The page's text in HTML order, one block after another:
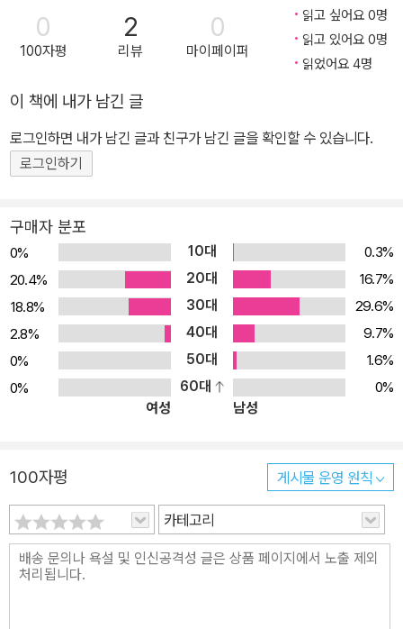
0
100자평
2
리뷰
0
마이페이퍼
읽고 싶어요 0명
읽고 있어요 0명
읽었어요 4명
이 책에 내가 남긴 글
로그인하면 내가 남긴 글과 친구가 남긴 글을 확인할 수 있습니다.
로그인하기
구매자 분포
0% 10대
0.3%
20.4%
20대
16.7%
18.8%
30대
29.6%
2.8%
40대
9.7%
0%
50대
1.6%
0%
60대
0%
여성
남성
100자평 게시물 운영 원칙
카테고리